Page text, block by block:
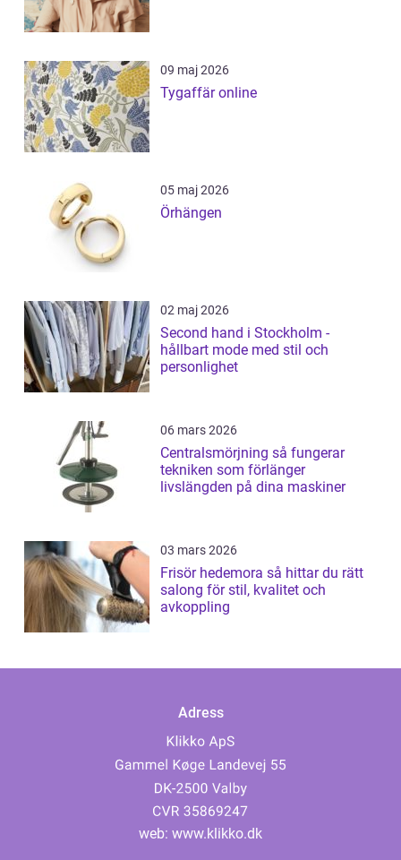
09 maj 2026
Tygaffär online
05 maj 2026
Örhängen
02 maj 2026
Second hand i Stockholm -
hållbart mode med stil och
personlighet
06 mars 2026
Centralsmörjning så fungerar
tekniken som förlänger
livslängden på dina maskiner
03 mars 2026
Frisör hedemora så hittar du rätt
salong för stil, kvalitet och
avkoppling
Adress
web: www.klikko.dk